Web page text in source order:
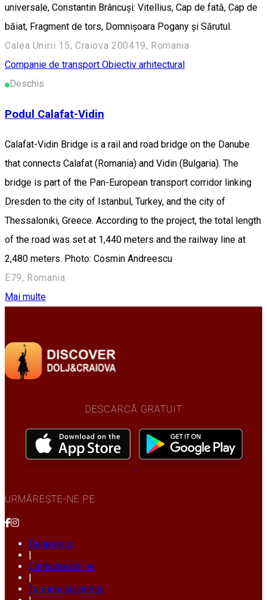
universale, Constantin Brâncuși: Vitellius, Cap de fată, Cap de
băiat, Fragment de tors, Domnișoara Pogany și Sărutul.
Calea Unirii 15, Craiova 200419, Romania
Companie de transport Obiectiv arhitectural
Deschis
Podul Calafat-Vidin
Calafat-Vidin Bridge is a rail and road bridge on the Danube
that connects Calafat (Romania) and Vidin (Bulgaria). The
bridge is part of the Pan-European transport corridor linking
Dresden to the city of Istanbul, Turkey, and the city of
Thessaloniki, Greece. According to the project, the total length
of the road was set at 1,440 meters and the railway line at
2,480 meters. Photo: Cosmin Andreescu
E79, Romania
Mai multe
DESCARCĂ GRATUIT
URMĂREȘTE-NE PE
Despre noi
|
Contactează-ne
|
Termeni și condiții